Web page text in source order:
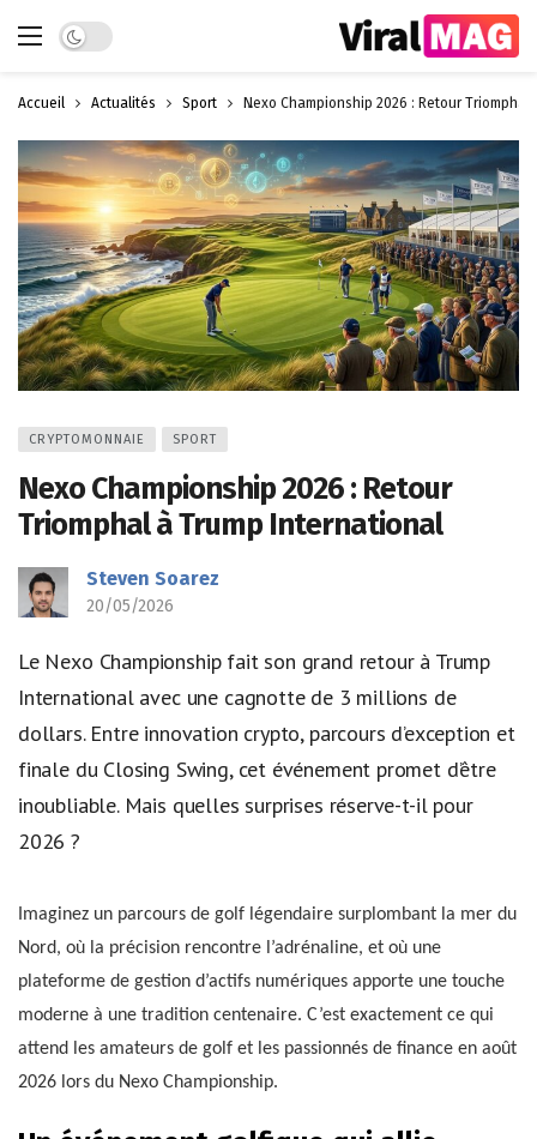
Dark mode
Accueil Actualités Sport Nexo Championship 2026 : Retour
CRYPTOMONNAIE SPORT
Nexo Championship 2026 : Retour
Triomphal à Trump International
Steven Soarez
20/05/2026
Le Nexo Championship fait son grand retour à Trump
International avec une cagnotte de 3 millions de
dollars. Entre innovation crypto, parcours d’exception et
finale du Closing Swing, cet événement promet d’être
inoubliable. Mais quelles surprises réserve-t-il pour
2026 ?
Imaginez un parcours de golf légendaire surplombant la mer du
Nord, où la précision rencontre l’adrénaline, et où une
plateforme de gestion d’actifs numériques apporte une touche
moderne à une tradition centenaire. C’est exactement ce qui
attend les amateurs de golf et les passionnés de finance en août
2026 lors du Nexo Championship.